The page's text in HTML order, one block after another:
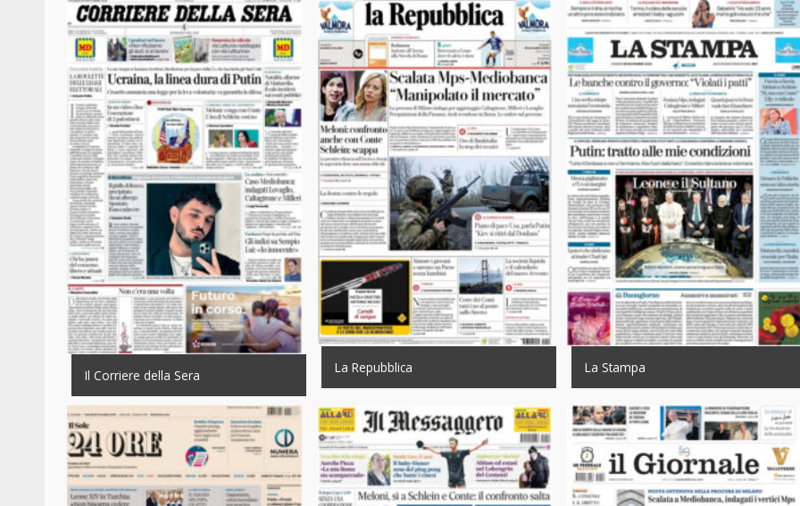
Il Corriere della Sera
La Repubblica La Stampa